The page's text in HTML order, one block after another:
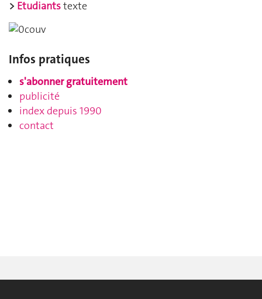
> Etudiantstexte
Infos pratiques
s'abonner gratuitement
publicité
index depuis 1990
contact